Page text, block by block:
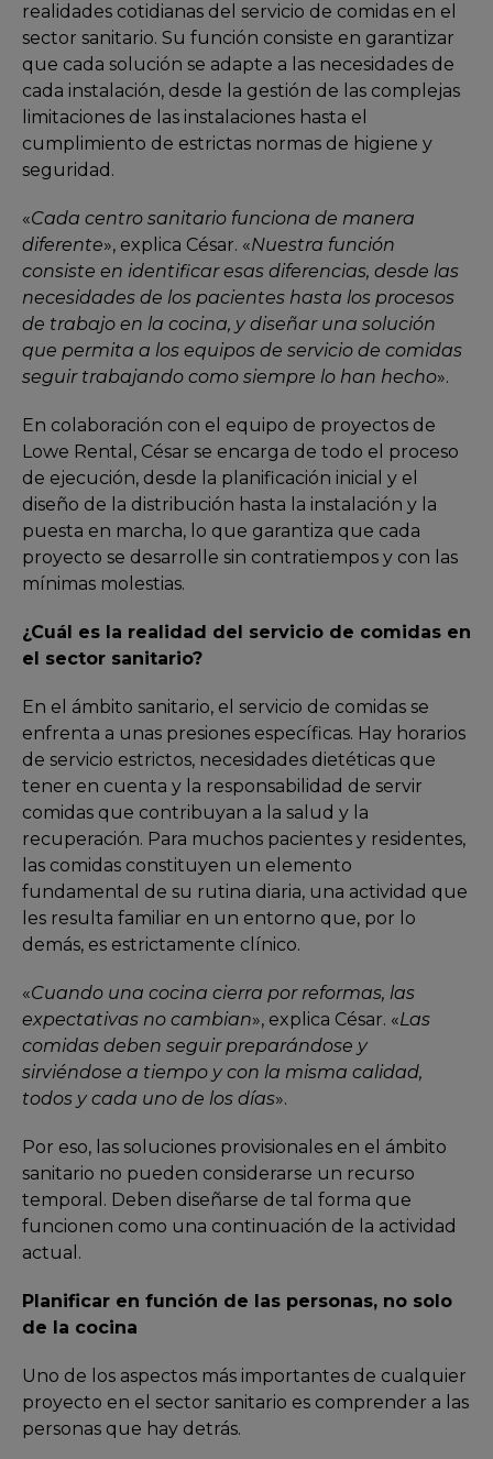
realidades cotidianas del servicio de comidas en el
sector sanitario. Su función consiste en garantizar
que cada solución se adapte a las necesidades de
cada instalación, desde la gestión de las complejas
limitaciones de las instalaciones hasta el
cumplimiento de estrictas normas de higiene y
seguridad.
«Cada centro sanitario funciona de manera
diferente», explica César. «Nuestra función
consiste en identificar esas diferencias, desde las
necesidades de los pacientes hasta los procesos
de trabajo en la cocina, y diseñar una solución
que permita a los equipos de servicio de comidas
seguir trabajando como siempre lo han hecho».
En colaboración con el equipo de proyectos de
Lowe Rental, César se encarga de todo el proceso
de ejecución, desde la planificación inicial y el
diseño de la distribución hasta la instalación y la
puesta en marcha, lo que garantiza que cada
proyecto se desarrolle sin contratiempos y con las
mínimas molestias.
¿Cuál es la realidad del servicio de comidas en
el sector sanitario?
En el ámbito sanitario, el servicio de comidas se
enfrenta a unas presiones específicas. Hay horarios
de servicio estrictos, necesidades dietéticas que
tener en cuenta y la responsabilidad de servir
comidas que contribuyan a la salud y la
recuperación. Para muchos pacientes y residentes,
las comidas constituyen un elemento
fundamental de su rutina diaria, una actividad que
les resulta familiar en un entorno que, por lo
demás, es estrictamente clínico.
«Cuando una cocina cierra por reformas, las
expectativas no cambian», explica César. «Las
comidas deben seguir preparándose y
sirviéndose a tiempo y con la misma calidad,
todos y cada uno de los días».
Por eso, las soluciones provisionales en el ámbito
sanitario no pueden considerarse un recurso
temporal. Deben diseñarse de tal forma que
funcionen como una continuación de la actividad
actual.
Planificar en función de las personas, no solo
de la cocina
Uno de los aspectos más importantes de cualquier
proyecto en el sector sanitario es comprender a las
personas que hay detrás.